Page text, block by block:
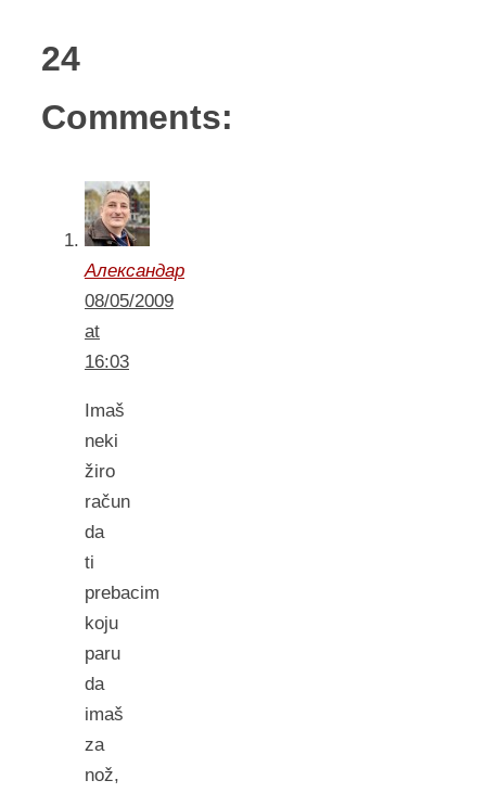
24
Comments:
Александар
08/05/2009
at
16:03
Imaš
neki
žiro
račun
da
ti
prebacim
koju
paru
da
imaš
za
nož,